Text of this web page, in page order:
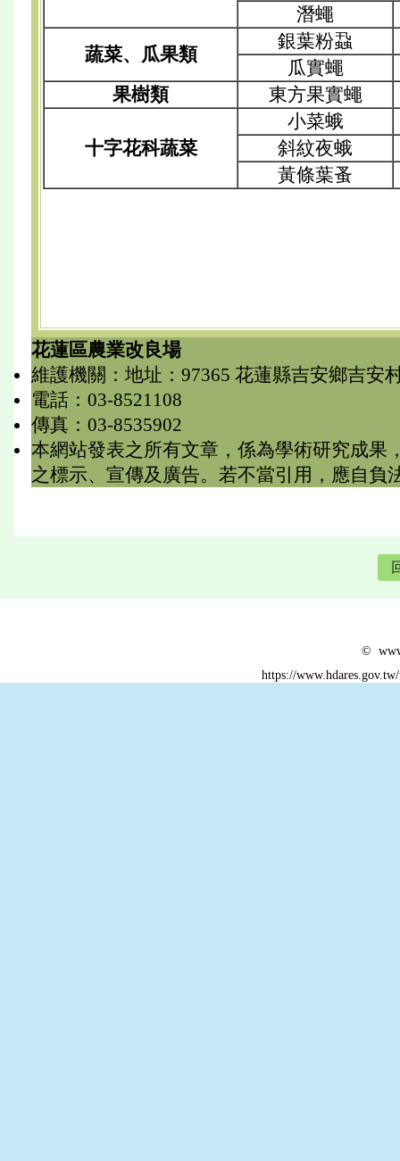
潛蠅
蔬菜、瓜果類
銀葉粉蝨
瓜實蠅
果樹類
東方果實蠅
十字花科蔬菜
小菜蛾
斜紋夜蛾
黃條葉蚤
花蓮區農業改良場
維護機關：地址：97365 花蓮縣吉安鄉吉安
電話：03-8521108
傳真：03-8535902
本網站發表之所有文章，係為學術研究成果
之標示、宣傳及廣告。若不當引用，應自負
©
https://